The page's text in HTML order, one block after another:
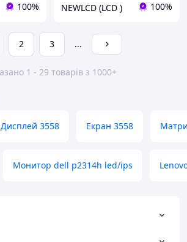
100% NEWLCD (LCD ) 100%
2 3 ...
1 - 29 товарів з 1000+
Дисплей 3558 Екран 3558
Монитор dell p2314h led/ips